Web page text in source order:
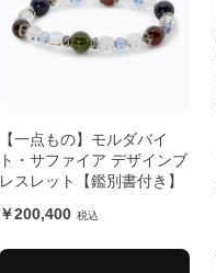
【一点もの】モルダバイ
ト・サファイア デザインブ
レスレット【鑑別書付き】
200,400